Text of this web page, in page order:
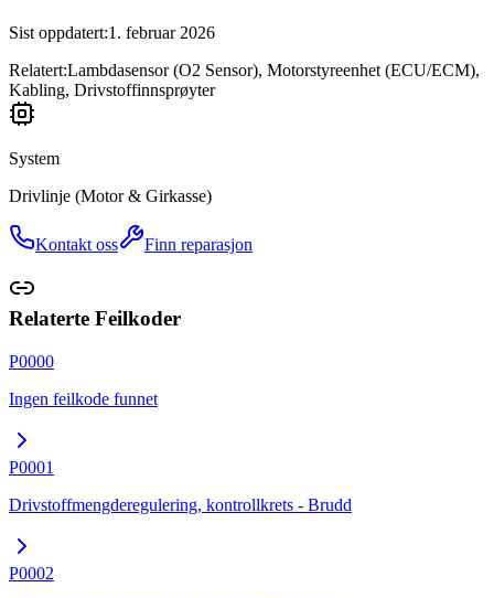
Sist oppdatert:1. februar 2026
Relatert:Lambdasensor (O2 Sensor), Motorstyreenhet (ECU/ECM),
Kabling, Drivstoffinnsprøyter
System
Drivlinje (Motor & Girkasse)
Kontakt oss Finn reparasjon
Relaterte Feilkoder
P0000
Ingen feilkode funnet
P0001
Drivstoffmengderegulering, kontrollkrets - Brudd
P0002